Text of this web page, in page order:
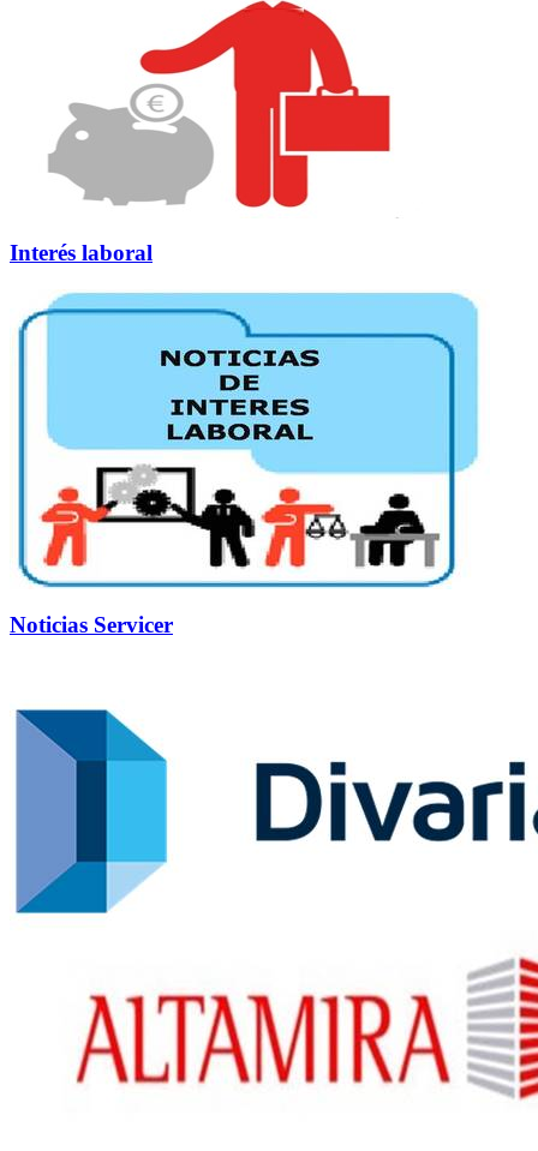
Interés laboral
Noticias Servicer